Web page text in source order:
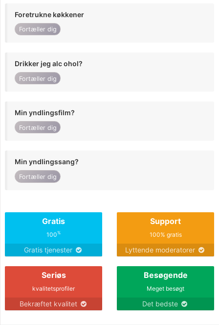
Foretrukne køkkener
Fortæller dig
Drikker jeg alc ohol?
Fortæller dig
Min yndlingsfilm?
Fortæller dig
Min yndlingssang?
Fortæller dig
Gratis
100%
Gratis tjenester
Support
100% gratis
Lyttende moderatorer
Seriøs
kvalitetsprofiler
Bekræftet kvalitet
Besøgende
Meget besøgt
Det bedste